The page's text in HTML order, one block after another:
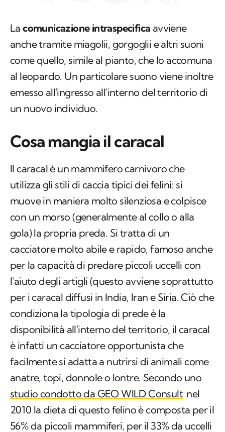
al leopardo. Un particolare suono viene inoltre
emesso all'ingresso all'interno del territorio di
un nuovo individuo.
Cosa mangia il caracal
utilizza gli stili di caccia tipici dei felini: si
con un morso (generalmente al collo o alla
gola) la propria preda. Si tratta di un
cacciatore molto abile e rapido, famoso anche
per la capacità di predare piccoli uccelli con
l'aiuto degli artigli (questo avviene soprattutto
per i caracal diffusi in India, Iran e Siria. Ciò che
condiziona la tipologia di prede è la
disponibilità all'interno del territorio, il caracal
è infatti un cacciatore opportunista che
facilmente si adatta a nutrirsi di animali come
anatre, topi, donnole o lontre. Secondo uno
studio condotto da GEO WILD Consult
2010 la dieta di questo felino è composta per il
56% da piccoli mammiferi, per il 33% da uccelli
e per l'11% da rettili, mentre la più grande
preda catturata dal caracal è un'impala.